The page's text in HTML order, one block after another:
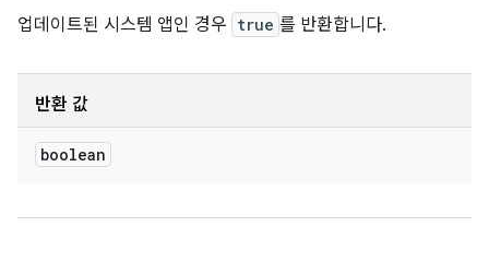
업데이트된 시스템 앱인 경우 true 를 반환합니다.
반환 값
boolean